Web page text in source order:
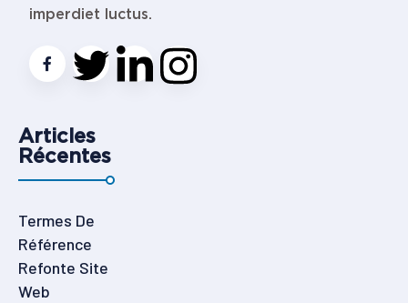
imperdiet luctus.
Articles
Récentes
Termes De
Référence
Refonte Site
Web